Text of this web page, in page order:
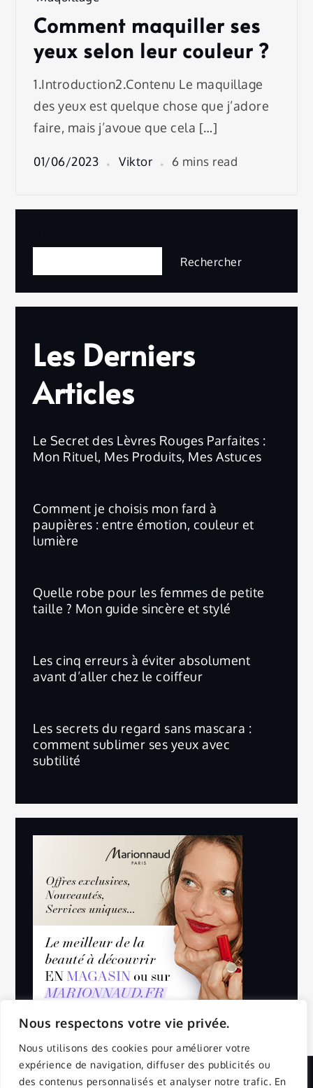
Nous respectons votre vie privée.
Nous utilisons des cookies pour améliorer votre
expérience de navigation, diffuser des publicités ou
des contenus personnalisés et analyser notre trafic. En
Comment maquiller ses
yeux selon leur couleur ?
1.Introduction2.Contenu Le maquillage
des yeux est quelque chose que j’adore
faire, mais j’avoue que cela […]
01/06/2023 Viktor 6 mins read
Rechercher
Les Derniers
Articles
Le Secret des Lèvres Rouges Parfaites :
Mon Rituel, Mes Produits, Mes Astuces
Comment je choisis mon fard à
paupières : entre émotion, couleur et
lumière
Quelle robe pour les femmes de petite
taille ? Mon guide sincère et stylé
Les cinq erreurs à éviter absolument
avant d’aller chez le coiffeur
Les secrets du regard sans mascara :
comment sublimer ses yeux avec
subtilité